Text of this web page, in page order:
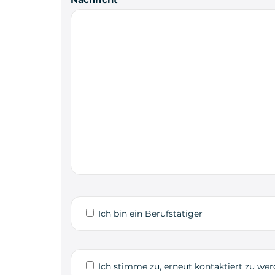
Ich bin ein Berufstätiger
Ich stimme zu, erneut kontaktiert zu